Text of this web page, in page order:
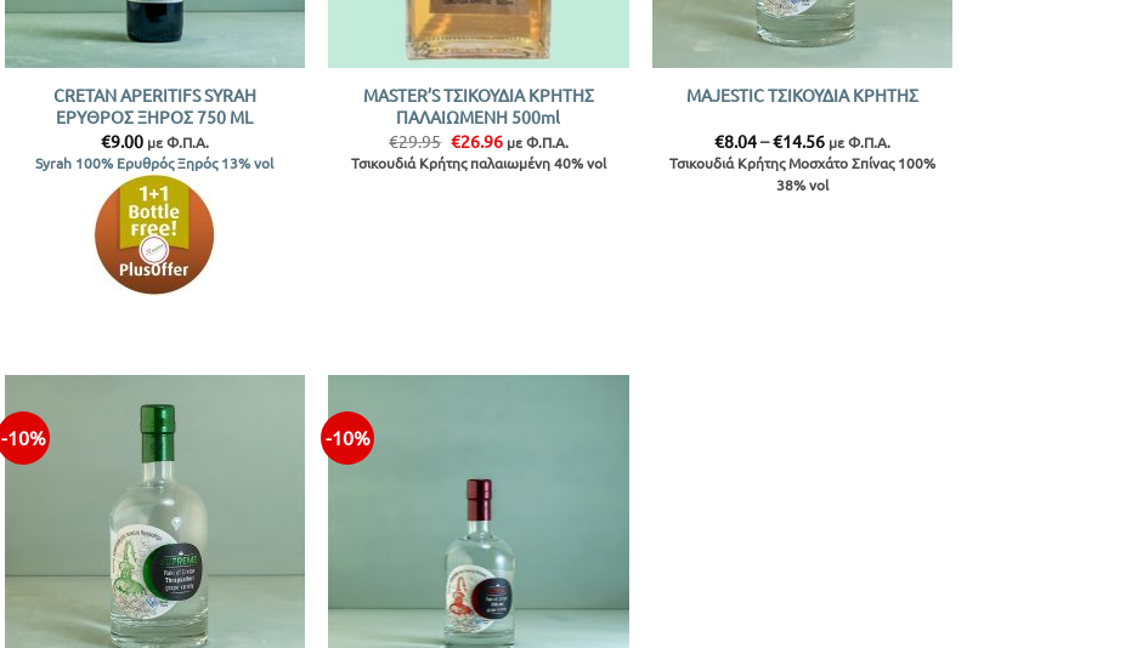
CRETAN APERITIFS SYRAH
ΕΡΥΘΡΟΣ ΞΗΡΟΣ 750 ML
€9.00 με Φ.Π.Α.
Syrah 100% Ερυθρός Ξηρός 13% vol
MASTER’S ΤΣΙΚΟΥΔΙΑ ΚΡΗΤΗΣ
ΠΑΛΑΙΩΜΕΝΗ 500ml
€29.95 Original
price
was:
€26.96Η
τρέχουσα
τιμή
με Φ.Π.Α.
Τσικουδιά Κρήτης παλαιωμένη 40% vol
MAJESTIC ΤΣΙΚΟΥΔΙΑ ΚΡΗΤΗΣ
€8.04–€14.56Price
range:
€8.04
through
με Φ.Π.Α.
Τσικουδιά Κρήτης Μοσχάτο Σπίνας 100%
38% vol
-10% -10%